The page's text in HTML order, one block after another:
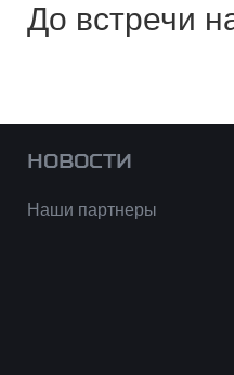
До встречи
НОВОСТИ
Наши партнеры